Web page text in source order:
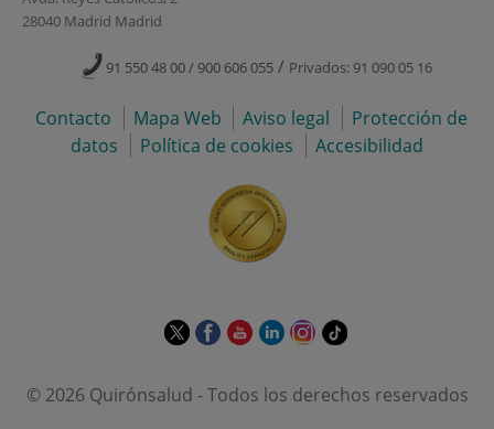
28040 Madrid Madrid
91 550 48 00 / 900 606 055 / Privados: 91 090 05 16
Contacto Mapa Web Aviso legal
Protección de
datos
Política de cookies Accesibilidad
Este
abrirá
Este
abrirá
Este
abrirá
Este
abrirá
Este
abrirá
Enlace
aplicación
© 2026 Quirónsalud - Todos los derechos reservados